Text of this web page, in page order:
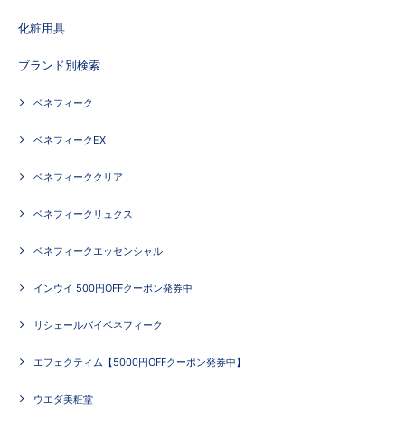
化粧用具
ブランド別検索
ベネフィーク
ベネフィークEX
ベネフィーククリア
ベネフィークリュクス
ベネフィークエッセンシャル
インウイ 500円OFFクーポン発券中
リシェールバイベネフィーク
エフェクティム【5000円OFFクーポン発券中】
ウエダ美粧堂